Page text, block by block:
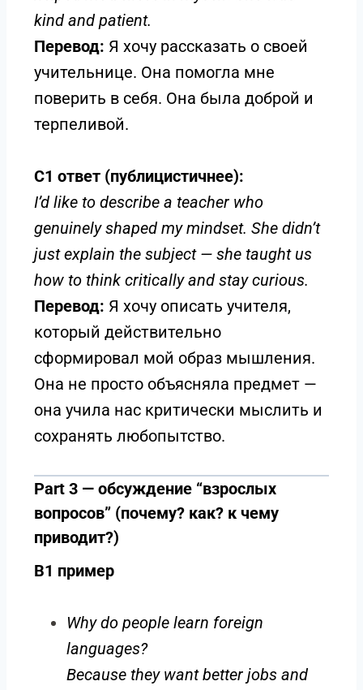
kind and patient.
Перевод: Я хочу рассказать о своей
учительнице. Она помогла мне
поверить в себя. Она была доброй и
терпеливой.
C1 ответ (публицистичнее):
I’d like to describe a teacher who
genuinely shaped my mindset. She didn’t
just explain the subject — she taught us
how to think critically and stay curious.
Перевод: Я хочу описать учителя,
который действительно
сформировал мой образ мышления.
Она не просто объясняла предмет —
она учила нас критически мыслить и
сохранять любопытство.
Part 3 — обсуждение “взрослых
вопросов” (почему? как? к чему
приводит?)
B1 пример
Why do people learn foreign
languages?
Because they want better jobs and